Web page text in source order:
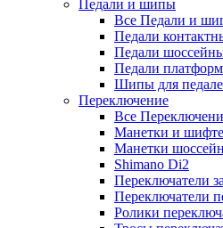
Педали и шипы
Все Педали и
Педали
Педали
Педали
Шипы для
Переключение
Все
Манетки и
Манетки
Shimano Di2
Переключатели
Переключатели
Ролики